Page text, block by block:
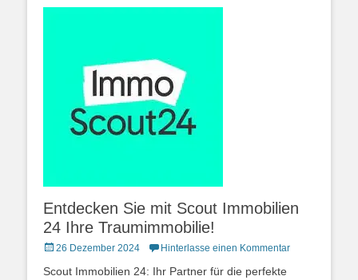
Entdecken Sie mit Scout Immobilien
24 Ihre Traumimmobilie!
Posted
26 Dezember 2024 Hinterlasse einen Kommentar
Scout Immobilien 24: Ihr Partner für die perfekte